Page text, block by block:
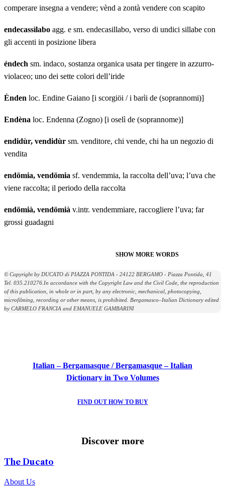
comperare insegna a vendere; vènd a zontà vendere con scapito
endecassìlabo agg. e sm. endecasillabo, verso di undici sillabe con
gli accenti in posizione libera
éndech sm. indaco, sostanza organica usata per tingere in azzurro-
violaceo; uno dei sette colori dell’iride
Ènden loc. Endine Gaiano [i scorgiöi / i barìi de (soprannomi)]
Endèna loc. Endenna (Zogno) [i oselì de (soprannome)]
endidùr, vendidùr sm. venditore, chi vende, chi ha un negozio di
vendita
endömia, vendömia sf. vendemmia, la raccolta dell’uva; l’uva che
viene raccolta; il periodo della raccolta
endömià, vendömià v.intr. vendemmiare, raccogliere l’uva; far
grossi guadagni
SHOW MORE WORDS
© Copyright by DUCATO di PIAZZA PONTIDA - 24122 BERGAMO - Piazza Pontida, 41
Tel. 035.210276.In accordance with the Copyright Law and the Civil Code, the reproduction
of this publication, in whole or in part, by any electronic, mechanical, photocopying,
microfilming, recording or other means, is prohibited. Bergamasco–Italian Dictionary edited
by CARMELO FRANCIA and EMANUELE GAMBARINI
Italian – Bergamasque / Bergamasque – Italian
Dictionary in Two Volumes
FIND OUT HOW TO BUY
Discover more
The Ducato
About Us